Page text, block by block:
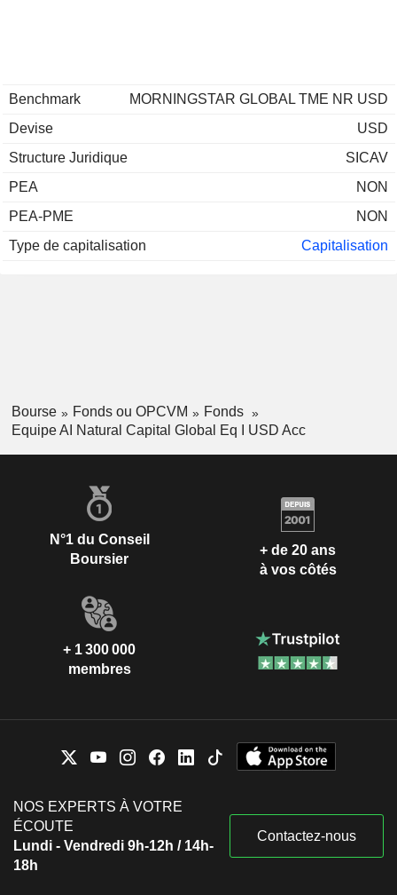
Benchmark
MORNINGSTAR GLOBAL TME NR USD
Devise
USD
Structure Juridique
SICAV
PEA
NON
PEA-PME
NON
Type de capitalisation
Capitalisation
Bourse Fonds ou OPCVM
Fonds
Equipe AI Natural Capital Global Eq I USD Acc
N°1 du Conseil
Boursier
+ de 20 ans
à vos côtés
+ 1 300 000
membres
NOS EXPERTS À VOTRE
ÉCOUTE
Lundi - Vendredi 9h-12h / 14h-
18h
Contactez-nous